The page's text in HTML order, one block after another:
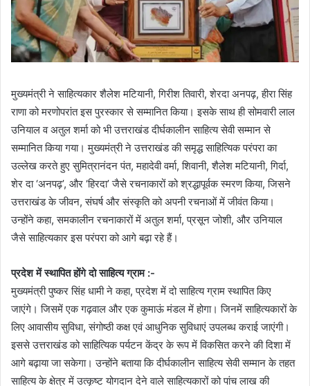
मुख्यमंत्री ने साहित्यकार शैलेश मटियानी, गिरीश तिवारी, शेरदा अनपढ़, हीरा सिंह
राणा को मरणोपरांत इस पुरस्कार से सम्मानित किया। इसके साथ ही सोमवारी लाल
उनियाल व अतुल शर्मा को भी उत्तराखंड दीर्घकालीन साहित्य सेवी सम्मान से
सम्मानित किया गया। मुख्यमंत्री ने उत्तराखंड की समृद्ध साहित्यिक परंपरा का
उल्लेख करते हुए सुमित्रानंदन पंत, महादेवी वर्मा, शिवानी, शैलेश मटियानी, गिर्दा,
शेर दा ‘अनपढ़’, और ‘हिरदा’ जैसे रचनाकारों को श्रद्धापूर्वक स्मरण किया, जिसने
उत्तराखंड के जीवन, संघर्ष और संस्कृति को अपनी रचनाओं में जीवंत किया।
उन्होंने कहा, समकालीन रचनाकारों में अतुल शर्मा, प्रसून जोशी, और उनियाल
जैसे साहित्यकार इस परंपरा को आगे बढ़ा रहे हैं।
प्रदेश में स्थापित होंगे दो साहित्य ग्राम :-
मुख्यमंत्री पुष्कर सिंह धामी ने कहा, प्रदेश में दो साहित्य ग्राम स्थापित किए
जाएंगे। जिसमें एक गढ़वाल और एक कुमाऊं मंडल में होगा। जिनमें साहित्यकारों के
लिए आवासीय सुविधा, संगोष्ठी कक्ष एवं आधुनिक सुविधाएं उपलब्ध कराई जाएंगी।
इससे उत्तराखंड को साहित्यिक पर्यटन केंद्र के रूप में विकसित करने की दिशा में
आगे बढ़ाया जा सकेगा। उन्होंने बताया कि दीर्घकालीन साहित्य सेवी सम्मान के तहत
साहित्य के क्षेत्र में उत्कृष्ट योगदान देने वाले साहित्यकारों को पांच लाख की